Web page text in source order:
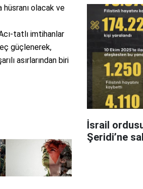
olacak ve
tatlı imtihanlar
güçlenerek,
asırlarından biri
İsrail
Şeridi’ne